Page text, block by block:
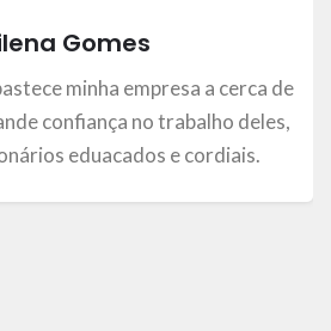
Gomes
minha empresa a cerca de
confiança no trabalho deles,
eduacados e cordiais.